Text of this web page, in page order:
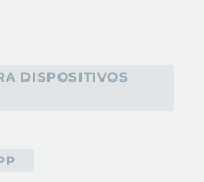
DISPOSITIVOS